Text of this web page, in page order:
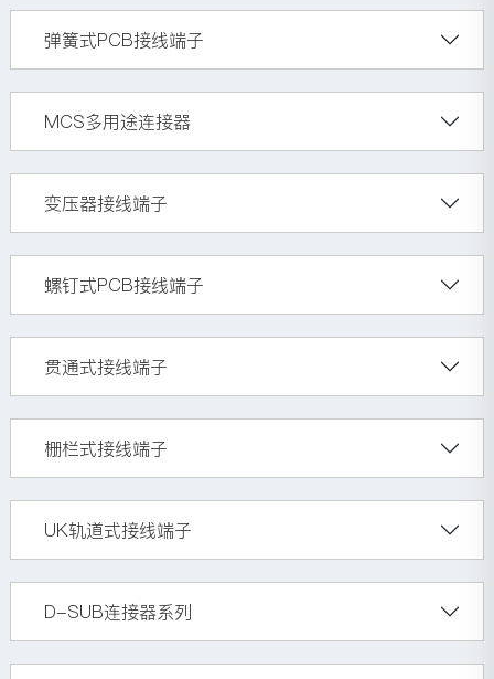
弹簧式PCB接线端子
MCS多用途连接器
变压器接线端子
螺钉式PCB接线端子
贯通式接线端子
栅栏式接线端子
UK轨道式接线端子
D-SUB连接器系列